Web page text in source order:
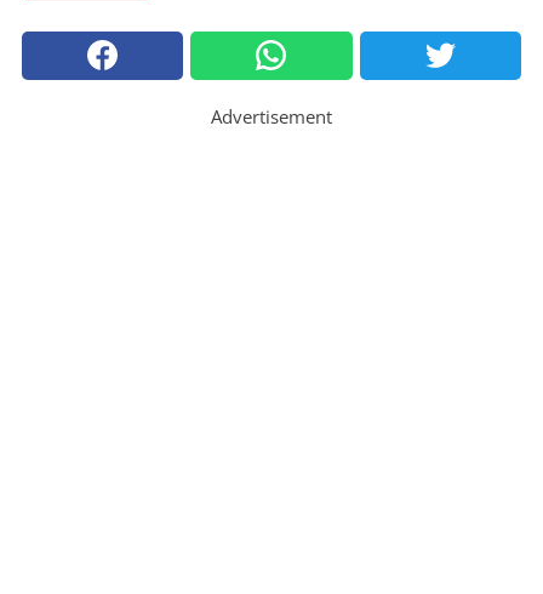
Advertisement